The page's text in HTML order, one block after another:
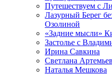
Путешествуем с
Лазурный Берег
Озолиной
«Задние мысли»
Застолье с
Ирина Савкина
Светлана
Наталья Мешкова